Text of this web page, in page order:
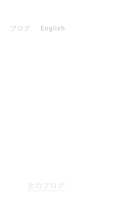
ブログ English
次のブログ